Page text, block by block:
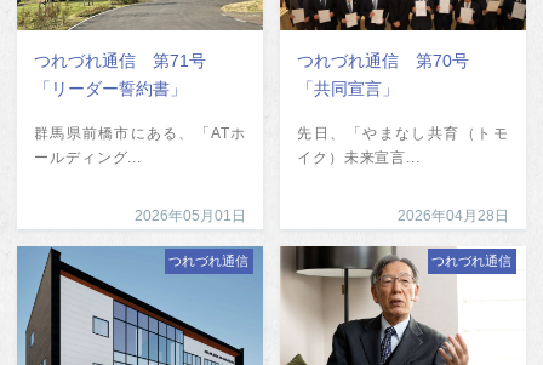
つれづれ通信 第71号
「リーダー誓約書」
群馬県前橋市にある、「ATホ
ールディング...
2026年05月01日
つれづれ通信 第70号
「共同宣言」
先日、「やまなし共育（トモ
イク）未来宣言...
2026年04月28日
つれづれ通信 つれづれ通信